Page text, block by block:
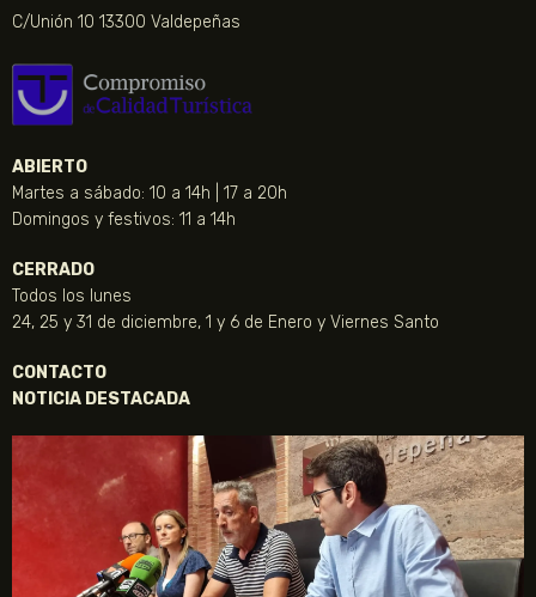
C/Unión 10 13300 Valdepeñas
ABIERTO
Martes a sábado: 10 a 14h | 17 a 20h
Domingos y festivos: 11 a 14h
CERRADO
Todos los lunes
24, 25 y 31 de diciembre, 1 y 6 de Enero y Viernes Santo
CONTACTO
NOTICIA DESTACADA